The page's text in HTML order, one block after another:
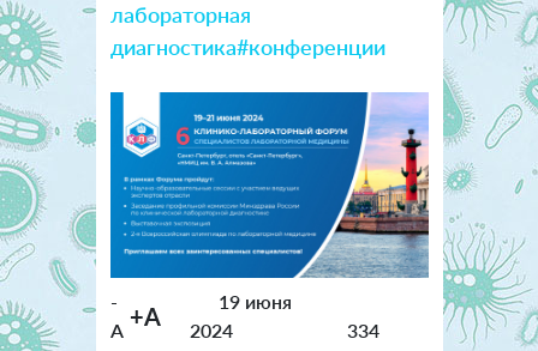
лабораторная
диагностика#конференции
-
A +A
19 июня
2024
334